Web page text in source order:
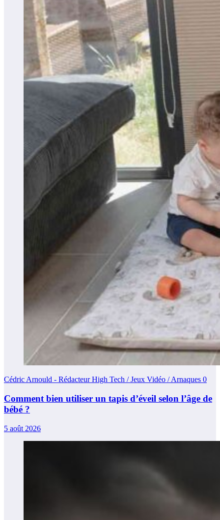
Cédric Arnould - Rédacteur High Tech / Jeux Vidéo / Arnaques 0
Comment bien utiliser un tapis d’éveil selon l’âge de
bébé ?
5 août 2026